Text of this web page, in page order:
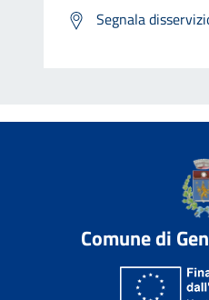
Segnala
Comune di